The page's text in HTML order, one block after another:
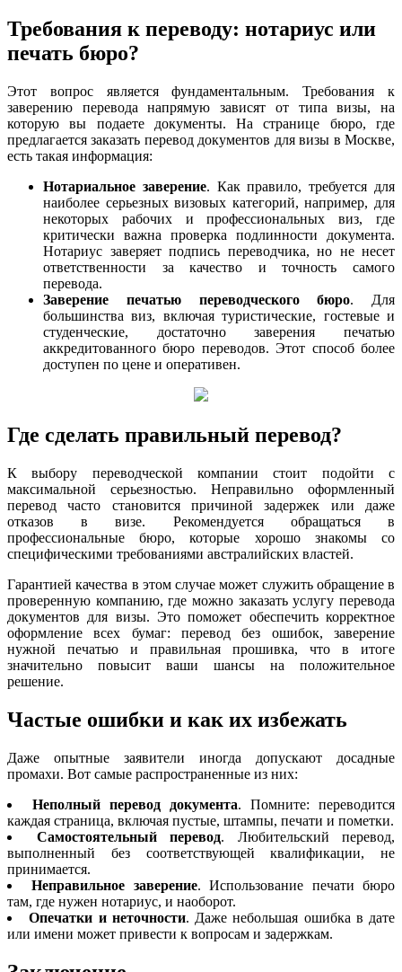
Требования к переводу: нотариус или
печать бюро?
Этот вопрос является фундаментальным. Требования к
заверению перевода напрямую зависят от типа визы, на
которую вы подаете документы. На странице бюро, где
предлагается заказать перевод документов для визы в Москве,
есть такая информация:
Нотариальное заверение. Как правило, требуется для
наиболее серьезных визовых категорий, например, для
некоторых рабочих и профессиональных виз, где
критически важна проверка подлинности документа.
Нотариус заверяет подпись переводчика, но не несет
ответственности за качество и точность самого
перевода.
Заверение печатью переводческого бюро. Для
большинства виз, включая туристические, гостевые и
студенческие, достаточно заверения печатью
аккредитованного бюро переводов. Этот способ более
доступен по цене и оперативен.
Где сделать правильный перевод?
К выбору переводческой компании стоит подойти с
максимальной серьезностью. Неправильно оформленный
перевод часто становится причиной задержек или даже
отказов в визе. Рекомендуется обращаться в
профессиональные бюро, которые хорошо знакомы со
специфическими требованиями австралийских властей.
Гарантией качества в этом случае может служить обращение в
проверенную компанию, где можно заказать услугу перевода
документов для визы. Это поможет обеспечить корректное
оформление всех бумаг: перевод без ошибок, заверение
нужной печатью и правильная прошивка, что в итоге
значительно повысит ваши шансы на положительное
решение.
Частые ошибки и как их избежать
Даже опытные заявители иногда допускают досадные
промахи. Вот самые распространенные из них:
Неполный перевод документа. Помните: переводится
каждая страница, включая пустые, штампы, печати и пометки.
Самостоятельный перевод. Любительский перевод,
выполненный без соответствующей квалификации, не
принимается.
Неправильное заверение. Использование печати бюро
там, где нужен нотариус, и наоборот.
Опечатки и неточности. Даже небольшая ошибка в дате
или имени может привести к вопросам и задержкам.